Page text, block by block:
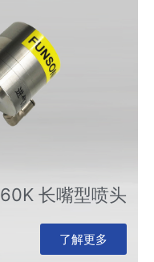
60K 长嘴型喷头
了解更多